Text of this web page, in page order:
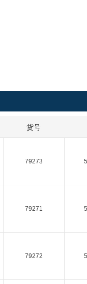
货号
79273
79271
79272